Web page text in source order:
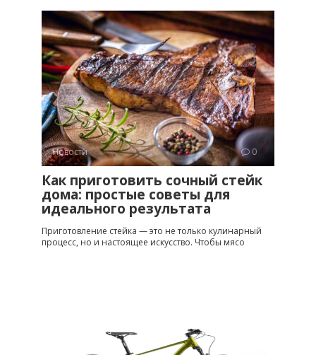
Новости 0
Как приготовить сочный стейк
дома: простые советы для
идеального результата
Приготовление стейка — это не только кулинарный
процесс, но и настоящее искусство. Чтобы мясо